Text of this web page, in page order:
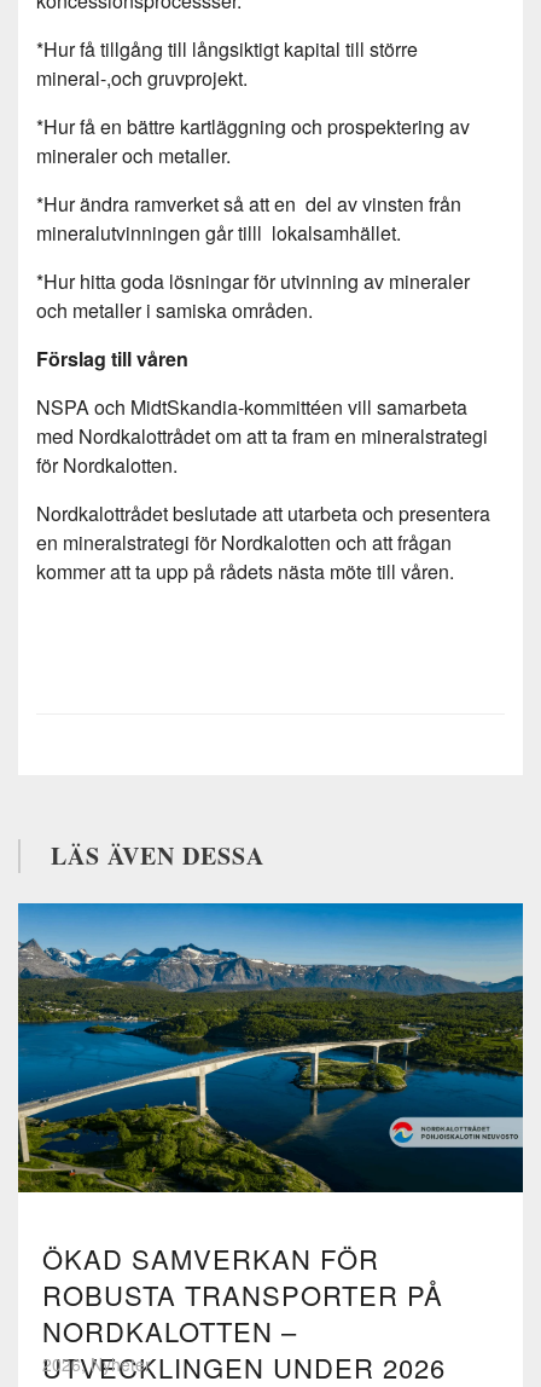
*Hur få tillgång till långsiktigt kapital till större
mineral-,och gruvprojekt.
*Hur få en bättre kartläggning och prospektering av
mineraler och metaller.
*Hur ändra ramverket så att en del av vinsten från
mineralutvinningen går tilll lokalsamhället.
*Hur hitta goda lösningar för utvinning av mineraler
och metaller i samiska områden.
Förslag till våren
NSPA och MidtSkandia-kommittéen vill samarbeta
med Nordkalottrådet om att ta fram en mineralstrategi
för Nordkalotten.
Nordkalottrådet beslutade att utarbeta och presentera
en mineralstrategi för Nordkalotten och att frågan
kommer att ta upp på rådets nästa möte till våren.
LÄS ÄVEN DESSA
ÖKAD SAMVERKAN FÖR
ROBUSTA TRANSPORTER PÅ
NORDKALOTTEN –
UTVECKLINGEN UNDER 2026
2026, Nyheter